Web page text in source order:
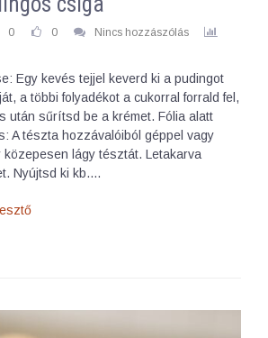
0 0
Nincs hozzászólás
Egy kevés tejjel keverd ki a pudingot
a többi folyadékot a cukorral forrald fel,
után sűrítsd be a krémet. Fólia alatt
A tészta hozzávalóiból géppel vagy
lágy tésztát. Letakarva
Nyújtsd ki kb.…